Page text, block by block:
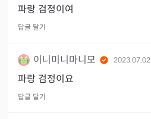
파랑 검정이여
답글 달기
이니미니마니모 2023.07.02
파랑 검정이요
답글 달기